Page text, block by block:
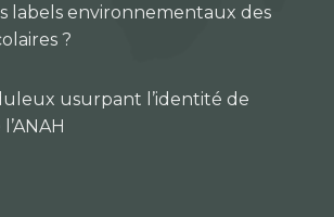
labels environnementaux des
?
usurpant l’identité de